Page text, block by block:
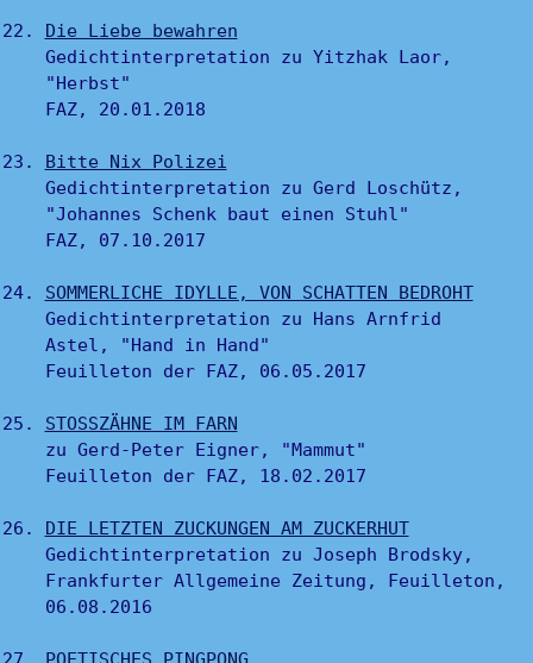
Die Liebe bewahren
Gedichtinterpretation zu Yitzhak Laor,
"Herbst"
FAZ, 20.01.2018
Bitte Nix Polizei
Gedichtinterpretation zu Gerd Loschütz,
"Johannes Schenk baut einen Stuhl"
FAZ, 07.10.2017
SOMMERLICHE IDYLLE, VON SCHATTEN BEDROHT
Gedichtinterpretation zu Hans Arnfrid
Astel, "Hand in Hand"
Feuilleton der FAZ, 06.05.2017
STOSSZÄHNE IM FARN
zu Gerd-Peter Eigner, "Mammut"
Feuilleton der FAZ, 18.02.2017
DIE LETZTEN ZUCKUNGEN AM ZUCKERHUT
Gedichtinterpretation zu Joseph Brodsky,
Frankfurter Allgemeine Zeitung, Feuilleton,
06.08.2016